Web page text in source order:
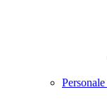
Personale